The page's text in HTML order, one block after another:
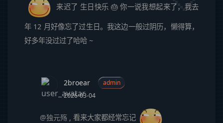
来迟了 生日快乐 🎂 你一说我想起来了，我去
年 12 月好像忘了过生日。我这边一般过阴历，懒得算，
好多年没过过了哈哈 ~
2broear
admin
2026-03-04
@独元殇 ,看来大家都经常忘记